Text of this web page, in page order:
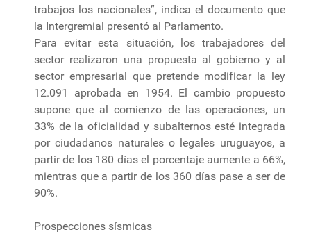
trabajos los nacionales”, indica el documento que
la Intergremial presentó al Parlamento.
Para evitar esta situación, los trabajadores del
sector realizaron una propuesta al gobierno y al
sector empresarial que pretende modificar la ley
12.091 aprobada en 1954. El cambio propuesto
supone que al comienzo de las operaciones, un
33% de la oficialidad y subalternos esté integrada
por ciudadanos naturales o legales uruguayos, a
partir de los 180 días el porcentaje aumente a 66%,
mientras que a partir de los 360 días pase a ser de
90%.
Prospecciones sísmicas